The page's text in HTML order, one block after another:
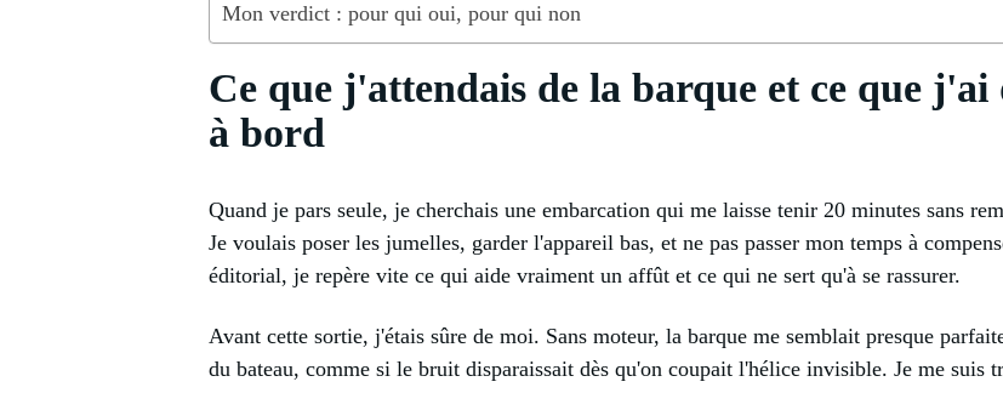
Mon verdict : pour qui oui, pour qui non
Ce que j'attendais de la barque et ce que j'ai
à bord
Quand je pars seule, je cherchais une embarcation qui me laisse tenir 20 minutes sans
Je voulais poser les jumelles, garder l'appareil bas, et ne pas passer mon temps à
éditorial, je repère vite ce qui aide vraiment un affût et ce qui ne sert qu'à se rassurer.
Avant cette sortie, j'étais sûre de moi. Sans moteur, la barque me semblait presque
du bateau, comme si le bruit disparaissait dès qu'on coupait l'hélice invisible. Je me suis